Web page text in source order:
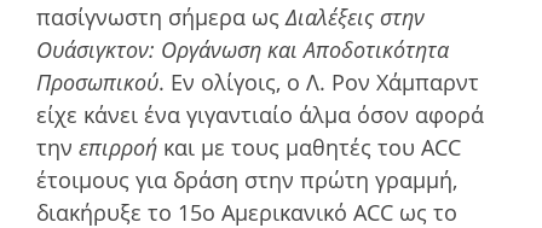
πασίγνωστη σήμερα ως Διαλέξεις στην
Ουάσιγκτον: Οργάνωση και Αποδοτικότητα
Προσωπικού. Εν ολίγοις, ο Λ. Ρον Χάμπαρντ
είχε κάνει ένα γιγαντιαίο άλμα όσον αφορά
την επιρροή και με τους μαθητές του ACC
έτοιμους για δράση στην πρώτη γραμμή,
διακήρυξε το 15ο Αμερικανικό ACC ως το